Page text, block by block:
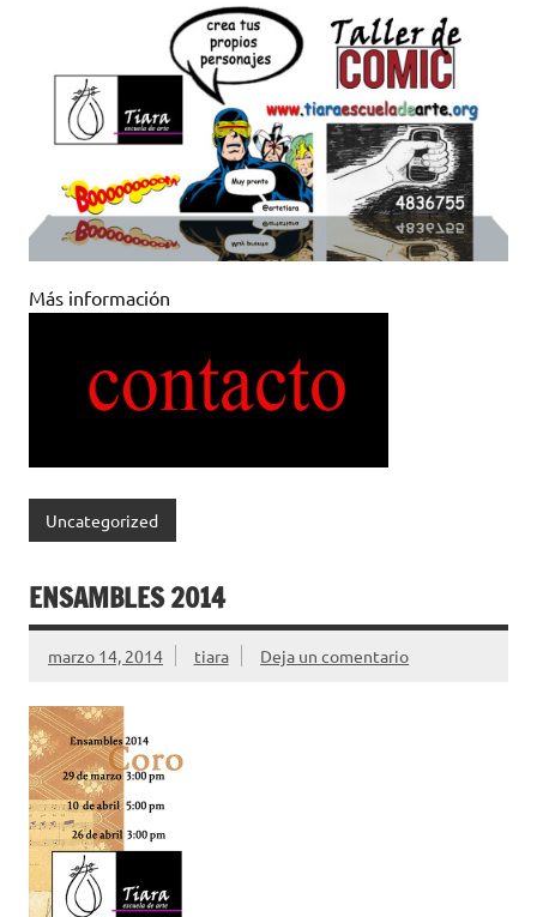
Más información
Uncategorized
ENSAMBLES 2014
marzo 14, 2014 tiara Deja un comentario